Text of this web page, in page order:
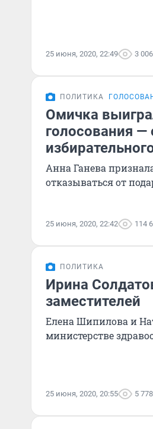
25 июня, 2020, 22:49 3 006
ПОЛИТИКА
Омичка
голосования —
Анна Ганева
отказываться от
25 июня, 2020, 22:42 114
ПОЛИТИКА
Ирина
заместителей
Елена Шипилова и
министерстве
25 июня, 2020, 20:55 5 778